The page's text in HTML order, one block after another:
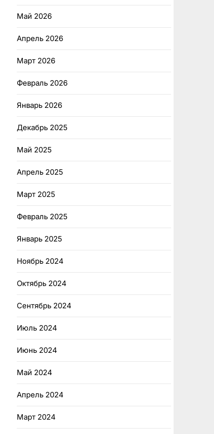
Май 2026
Апрель 2026
Март 2026
Февраль 2026
Январь 2026
Декабрь 2025
Май 2025
Апрель 2025
Март 2025
Февраль 2025
Январь 2025
Ноябрь 2024
Октябрь 2024
Сентябрь 2024
Июль 2024
Июнь 2024
Май 2024
Апрель 2024
Март 2024